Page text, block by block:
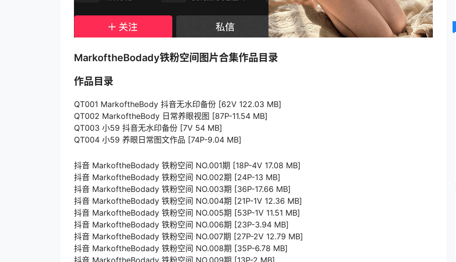
MarkoftheBodady铁粉空间图片合集作品目录
作品目录
QT001 MarkoftheBody 抖音无水印备份 [62V 122.03 MB]
QT002 MarkoftheBody 日常养眼视图 [87P-11.54 MB]
QT003 小59 抖音无水印备份 [7V 54 MB]
QT004 小59 养眼日常图文作品 [74P-9.04 MB]
抖音 MarkoftheBodady 铁粉空间 NO.001期 [18P-4V 17.08 MB]
抖音 MarkoftheBodady 铁粉空间 NO.002期 [24P-13 MB]
抖音 MarkoftheBodady 铁粉空间 NO.003期 [36P-17.66 MB]
抖音 MarkoftheBodady 铁粉空间 NO.004期 [21P-1V 12.36 MB]
抖音 MarkoftheBodady 铁粉空间 NO.005期 [53P-1V 11.51 MB]
抖音 MarkoftheBodady 铁粉空间 NO.006期 [23P-3.94 MB]
抖音 MarkoftheBodady 铁粉空间 NO.007期 [27P-2V 12.79 MB]
抖音 MarkoftheBodady 铁粉空间 NO.008期 [35P-6.78 MB]
抖音 MarkoftheBodady 铁粉空间 NO.009期 [13P-2 MB]